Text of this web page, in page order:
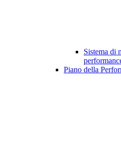
Sistema di
Piano della